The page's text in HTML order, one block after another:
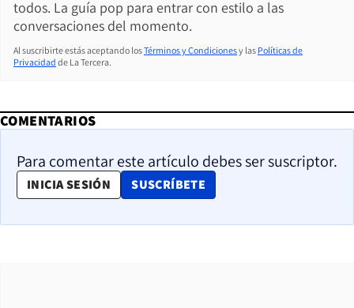
todos. La guía pop para entrar con estilo a las
conversaciones del momento.
Al suscribirte estás aceptando losTérminos y Condicionesy las Políticas de
Privacidad de La Tercera.
COMENTARIOS
Para comentar este artículo debes ser suscriptor.
INICIA SESIÓN SUSCRÍBETE
OPENS IN NEW WINDOW